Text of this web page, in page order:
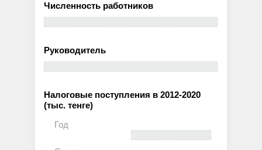
Численность работников
Руководитель
Налоговые поступления в 2012-2020
(тыс. тенге)